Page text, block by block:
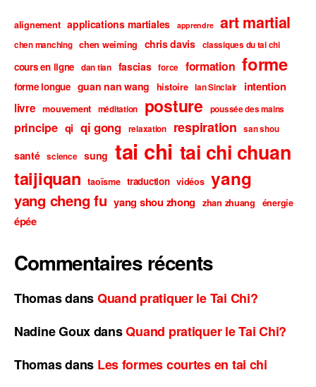
alignement applications martiales apprendre art martial
chen manching chen weiming chris davis classiques du tai chi
cours en ligne dan tian fascias force formation forme
forme longue guan nan wang histoire Ian Sinclair
intention
livre mouvement méditation posture poussée des mains
principe qi qi gong relaxation respiration san shou
santé science sung tai chi tai chi chuan
taijiquan taoïsme traduction vidéos yang
yang cheng fu yang shou zhong zhan zhuang énergie
épée
Commentaires récents
ThomasdansQuand pratiquer le Tai Chi?
Nadine GouxdansQuand pratiquer le Tai Chi?
Thomasdans Les formes courtes en tai chi